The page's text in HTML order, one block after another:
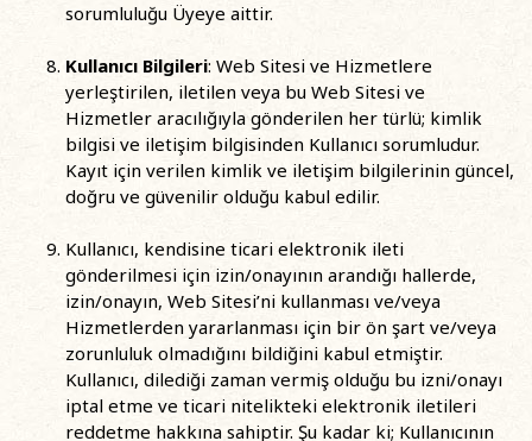
sorumluluğu Üyeye aittir.
Kullanıcı Bilgileri: Web Sitesi ve Hizmetlere
yerleştirilen, iletilen veya bu Web Sitesi ve
Hizmetler aracılığıyla gönderilen her türlü; kimlik
bilgisi ve iletişim bilgisinden Kullanıcı sorumludur.
Kayıt için verilen kimlik ve iletişim bilgilerinin güncel,
doğru ve güvenilir olduğu kabul edilir.
Kullanıcı, kendisine ticari elektronik ileti
gönderilmesi için izin/onayının arandığı hallerde,
izin/onayın, Web Sitesi’ni kullanması ve/veya
Hizmetlerden yararlanması için bir ön şart ve/veya
zorunluluk olmadığını bildiğini kabul etmiştir.
Kullanıcı, dilediği zaman vermiş olduğu bu izni/onayı
iptal etme ve ticari nitelikteki elektronik iletileri
reddetme hakkına sahiptir. Şu kadar ki; Kullanıcının